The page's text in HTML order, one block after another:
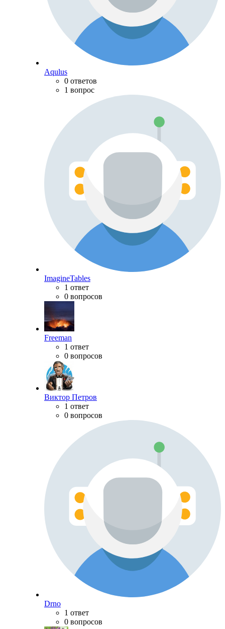
Aqulus
0 ответов
1 вопрос
ImagineTables
1 ответ
0 вопросов
Freeman
1 ответ
0 вопросов
Виктор Петров
1 ответ
0 вопросов
Drno
1 ответ
0 вопросов